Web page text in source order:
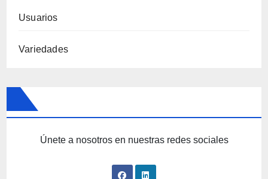
Usuarios
Variedades
Únete a nosotros en nuestras redes sociales